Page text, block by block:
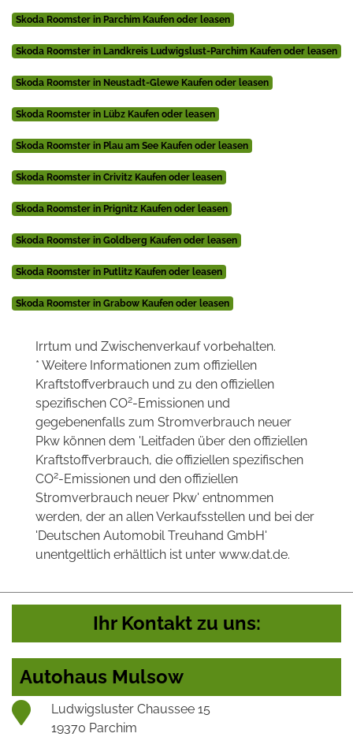
Skoda Roomster in Parchim Kaufen oder leasen
Skoda Roomster in Landkreis Ludwigslust-Parchim Kaufen oder leasen
Skoda Roomster in Neustadt-Glewe Kaufen oder leasen
Skoda Roomster in Lübz Kaufen oder leasen
Skoda Roomster in Plau am See Kaufen oder leasen
Skoda Roomster in Crivitz Kaufen oder leasen
Skoda Roomster in Prignitz Kaufen oder leasen
Skoda Roomster in Goldberg Kaufen oder leasen
Skoda Roomster in Putlitz Kaufen oder leasen
Skoda Roomster in Grabow Kaufen oder leasen
Irrtum und Zwischenverkauf vorbehalten.
* Weitere Informationen zum offiziellen
Kraftstoffverbrauch und zu den offiziellen
spezifischen CO2-Emissionen und
gegebenenfalls zum Stromverbrauch neuer
Pkw können dem 'Leitfaden über den offiziellen
Kraftstoffverbrauch, die offiziellen spezifischen
CO2-Emissionen und den offiziellen
Stromverbrauch neuer Pkw' entnommen
werden, der an allen Verkaufsstellen und bei der
'Deutschen Automobil Treuhand GmbH'
unentgeltlich erhältlich ist unter www.dat.de.
Ihr Kontakt zu uns:
Autohaus Mulsow
Ludwigsluster Chaussee 15
19370 Parchim